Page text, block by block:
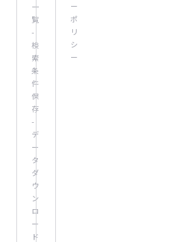
一
覧
-
検
索
条
件
保
存
-
デ
ー
タ
ダ
ウ
ン
ロ
ー
ド
ー
ポ
リ
シ
ー